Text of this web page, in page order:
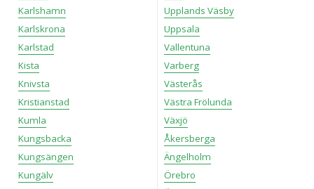
Karlshamn
Karlskrona
Karlstad
Kista
Knivsta
Kristianstad
Kumla
Kungsbacka
Kungsängen
Kungälv
Upplands Väsby
Uppsala
Vallentuna
Varberg
Västerås
Västra Frölunda
Växjö
Åkersberga
Ängelholm
Örebro